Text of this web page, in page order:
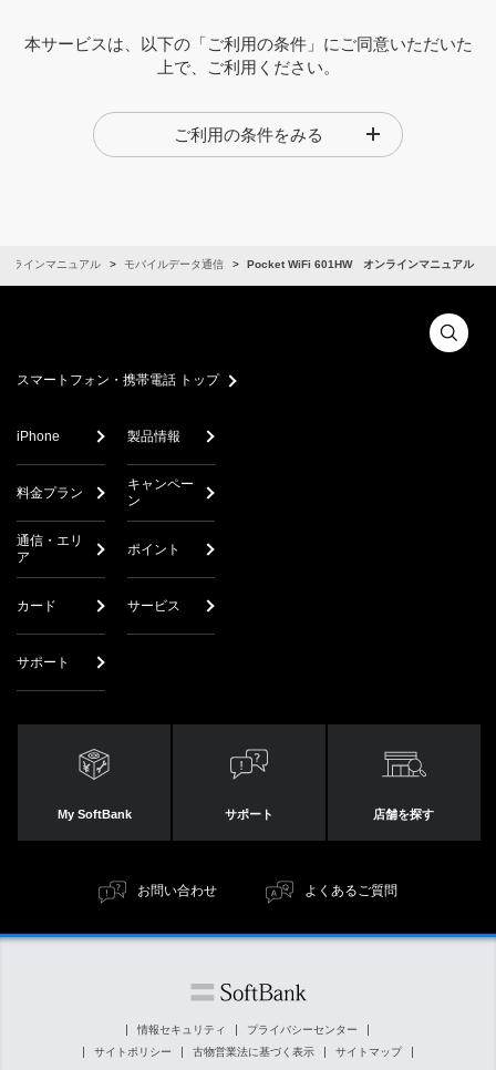
本サービスは、以下の「ご利用の条件」にご同意いただいた
上で、ご利用ください。
取扱説明書の内容は、製品の仕様変更などの理由により、
予告なく変更される場合があります。そのため、本サービ
ービスの取扱説明書は、あくまでも製品に同梱されている
クイックスタート、お願いとご注意の補足的情報としてご
製品には、安全上及び使用上のご注意、操作早見表や正誤
表など、クイックスタート、お願いとご注意以外の補足印
了承ください。
安全上のご注意は、お願いとご注意が制作された時点での
法的及び業界基準に応じた内容になっているため、最新の
内容ではない場合があります。あらかじめご了承くださ
本サービスに掲載されている取扱説明書は、主に製品が発
売された当初のものです。そのため、マイナーチェンジな
どの理由により、本サービスに掲載されている取扱説明書
製品に同梱されるクイックスタート、お願いとご注意が改
訂されている場合、予告なく改訂版を本サービスに掲載す
ート、お願いとご注意の変更の度に修正・更新をするもの
ではありません。
取扱説明書は製品を購入していただいたお客さまを読者と
して想定しております。本サービスで掲載している取扱説
明書について、購入されたお客さま以外からのお問い合わ
本サービスに掲載されている取扱説明書の製品が、すでに
生産中止などの理由でご購入できない場合があります。あ
ご利用の条件をみる
ラインマニュアル モバイルデータ通信 Pocket WiFi 601HW オンラインマニュアル
スマートフォン・携帯電話 トップ
iPhone 製品情報
料金プラン
キャンペー
ン
通信・エリ
ア
ポイント
カード サービス
サポート
My SoftBank サポート 店舗を探す
お問い合わせ よくあるご質問
情報セキュリティ
プライバシーセンター
サイトポリシー
古物営業法に基づく表示 サイトマップ